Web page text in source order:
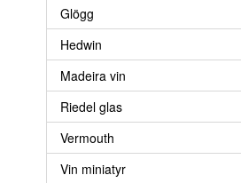
Glögg
Hedwin
Madeira vin
Riedel glas
Vermouth
Vin miniatyr